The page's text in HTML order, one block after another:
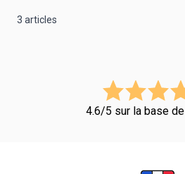
3 articles
4.6/5 sur la base